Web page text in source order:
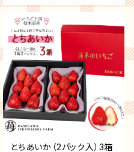
とちあいか（2パック入）3箱